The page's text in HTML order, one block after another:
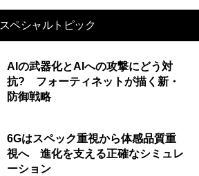
スペシャルトピック
AIの武器化とAIへの攻撃にどう対
抗? フォーティネットが描く新・
防御戦略
6Gはスペック重視から体感品質重
視へ 進化を支える正確なシミュレ
ーション